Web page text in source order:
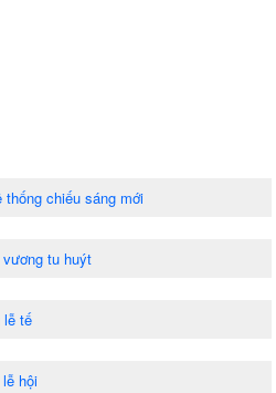
thống chiếu sáng mới
tu huýt
lễ tế
hội